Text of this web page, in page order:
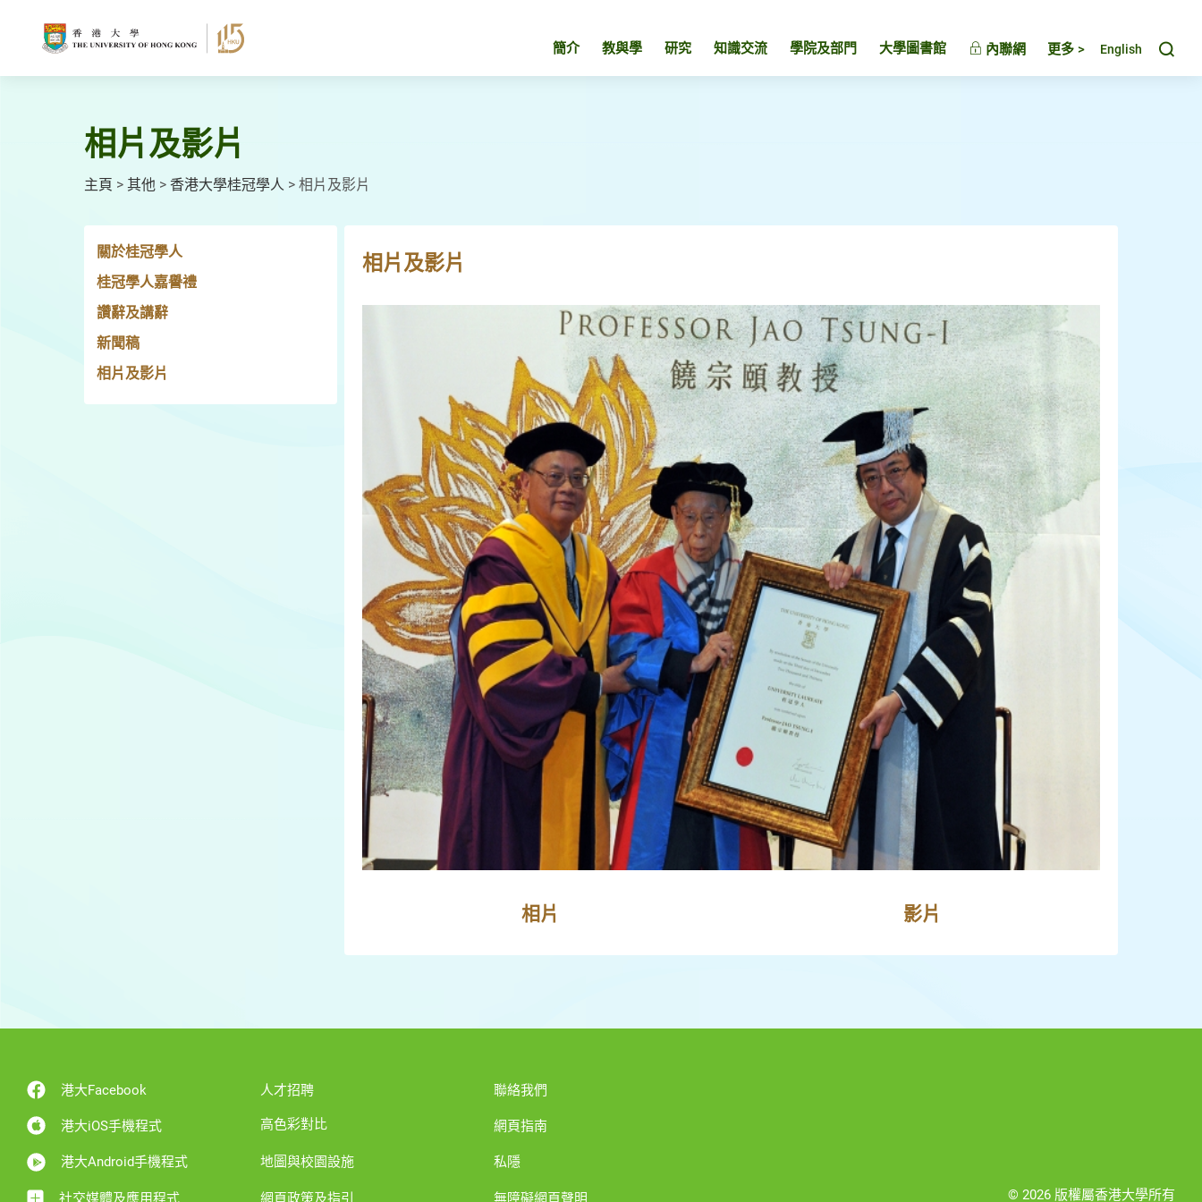
簡介 教與學 研究 知識交流 學院及部門 大學圖書館 內聯網 更多 > English
相片及影片
主頁 > 其他 > 香港大學桂冠學人 > 相片及影片
關於桂冠學人
桂冠學人嘉譽禮
讚辭及講辭
新聞稿
相片及影片
相片及影片
相片 影片
港大Facebook
港大iOS手機程式
港大Android手機程式
社交媒體及應用程式
人才招聘
高色彩對比
地圖與校園設施
網頁政策及指引
聯絡我們
網頁指南
私隱
無障礙網頁聲明 © 2026 版權屬香港大學所有